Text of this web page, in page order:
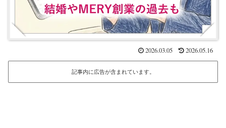
2026.03.05 2026.05.16
記事内に広告が含まれています。